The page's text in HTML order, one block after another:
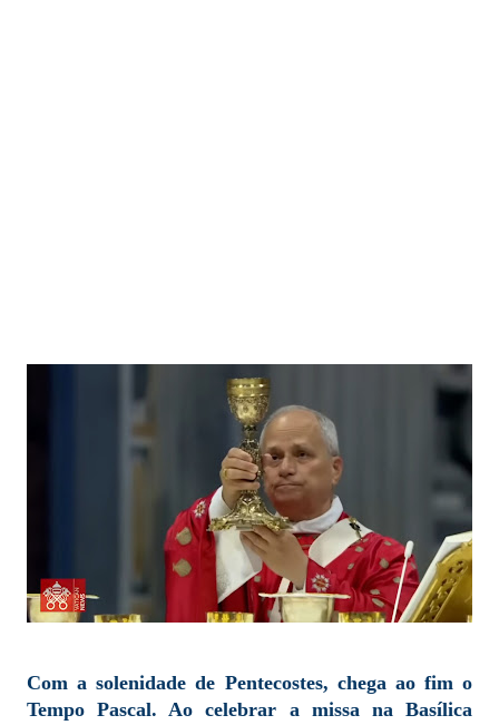
Com a solenidade de Pentecostes, chega ao fim o
Tempo Pascal. Ao celebrar a missa na Basílica